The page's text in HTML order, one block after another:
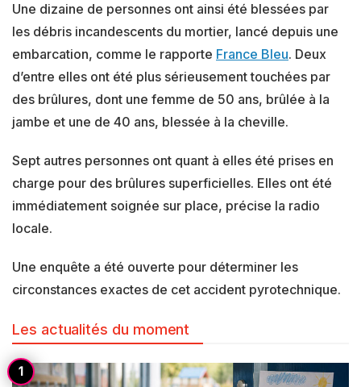
Une dizaine de personnes ont ainsi été blessées par
les débris incandescents du mortier, lancé depuis une
embarcation, comme le rapporte France Bleu. Deux
d’entre elles ont été plus sérieusement touchées par
des brûlures, dont une femme de 50 ans, brûlée à la
jambe et une de 40 ans, blessée à la cheville.
Sept autres personnes ont quant à elles été prises en
charge pour des brûlures superficielles. Elles ont été
immédiatement soignée sur place, précise la radio
locale.
Une enquête a été ouverte pour déterminer les
circonstances exactes de cet accident pyrotechnique.
Les actualités du moment